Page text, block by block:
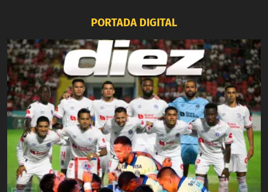
PORTADA DIGITAL